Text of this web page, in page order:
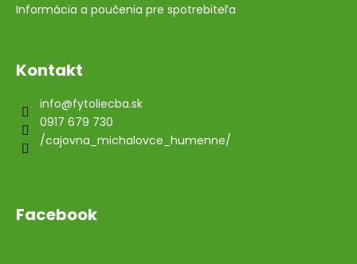
Informácia a poučenia pre spotrebiteľa
Kontakt
info@fytoliecba.sk
0917 679 730
/cajovna_michalovce_humenne/
Facebook